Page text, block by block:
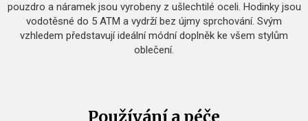
pouzdro a náramek jsou vyrobeny z ušlechtilé oceli. Hodinky jsou
vodotěsné do 5 ATM a vydrží bez újmy sprchování. Svým
vzhledem představují ideální módní doplněk ke všem stylům
oblečení.
Používání a péče